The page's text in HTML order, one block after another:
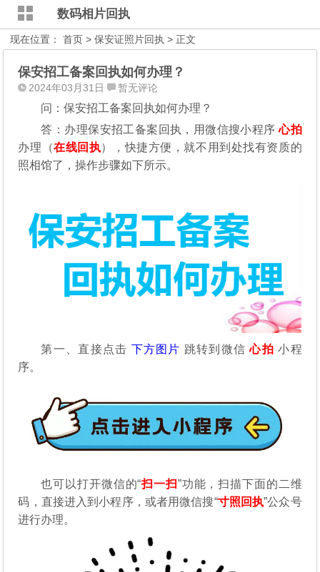
数码相片回执
现在位置：首页 >保安证照片回执 > 正文
保安招工备案回执如何办理？
2024年03月31日 暂无评论
问：保安招工备案回执如何办理？
答：办理保安招工备案回执，用微信搜小程序心拍
办理（在线回执），快捷方便，就不用到处找有资质的
照相馆了，操作步骤如下所示。
第一、直接点击 下方图片 跳转到微信心拍小程
序。
也可以打开微信的“扫一扫”功能，扫描下面的二维
码，直接进入到小程序，或者用微信搜“寸照回执”公众号
进行办理。